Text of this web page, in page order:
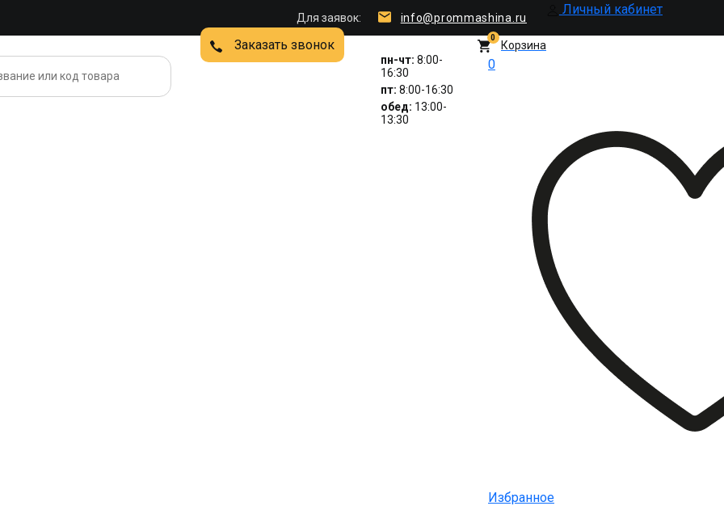
info@prommashina.ru
Для заявок:
Личный кабинет
Заказать звонок
пн-чт: 8:00-
16:30
пт: 8:00-16:30
обед: 13:00-
13:30
0
Корзина
0
Избранное